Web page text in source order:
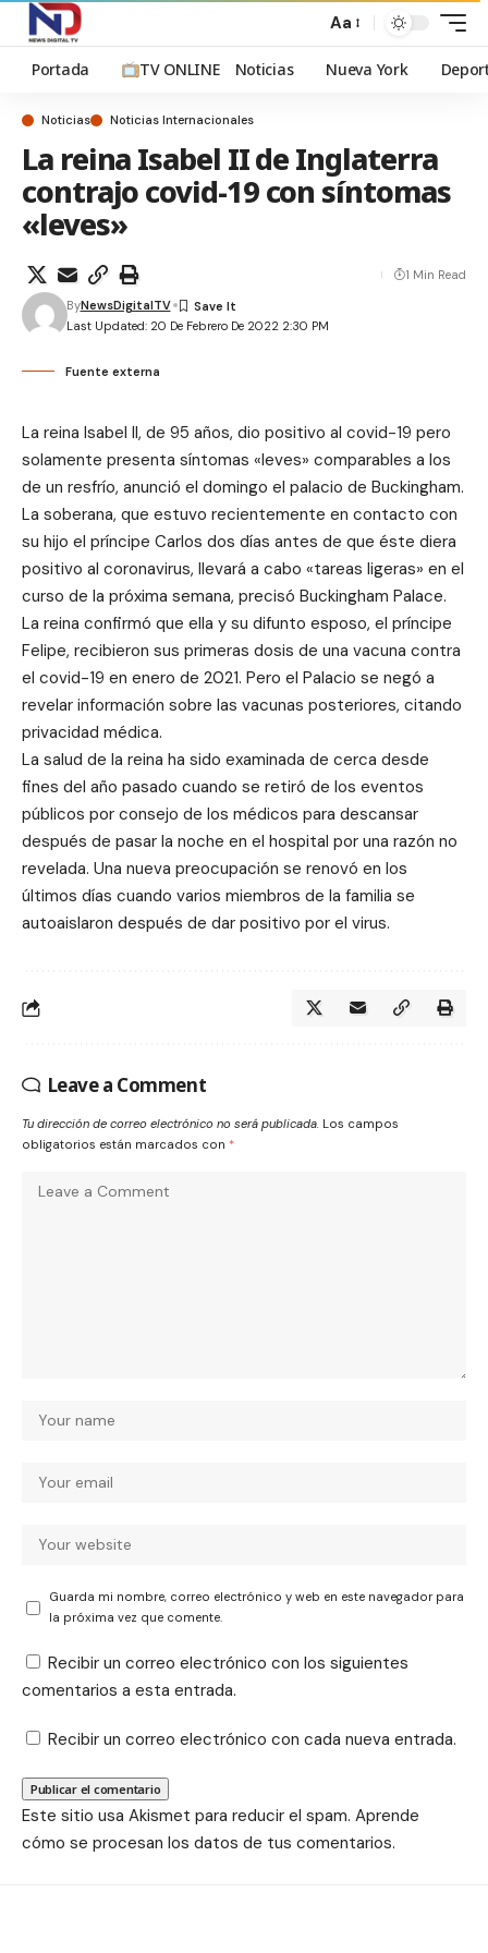
Aa
Portada TV ONLINE Noticias Nueva York
Noticias Noticias Internacionales
La reina Isabel II de Inglaterra
contrajo covid-19 con síntomas
«leves»
Last Updated: 20 De Febrero De 2022 2:30 PM
ByNewsDigitalTV
1 Min Read
Fuente externa
La reina Isabel II, de 95 años, dio positivo al covid-19 pero
solamente presenta síntomas «leves» comparables a los
de un resfrío, anunció el domingo el palacio de Buckingham.
La soberana, que estuvo recientemente en contacto con
su hijo el príncipe Carlos dos días antes de que éste diera
positivo al coronavirus, llevará a cabo «tareas ligeras» en el
curso de la próxima semana, precisó Buckingham Palace.
La reina confirmó que ella y su difunto esposo, el príncipe
Felipe, recibieron sus primeras dosis de una vacuna contra
el covid-19 en enero de 2021. Pero el Palacio se negó a
revelar información sobre las vacunas posteriores, citando
privacidad médica.
La salud de la reina ha sido examinada de cerca desde
fines del año pasado cuando se retiró de los eventos
públicos por consejo de los médicos para descansar
después de pasar la noche en el hospital por una razón no
revelada. Una nueva preocupación se renovó en los
últimos días cuando varios miembros de la familia se
autoaislaron después de dar positivo por el virus.
Leave a Comment
Tu dirección de correo electrónico no será publicada. Los campos
obligatorios están marcados con *
Guarda mi nombre, correo electrónico y web en este navegador para
la próxima vez que comente.
Recibir un correo electrónico con los siguientes
comentarios a esta entrada.
Recibir un correo electrónico con cada nueva entrada.
Este sitio usa Akismet para reducir el spam. Aprende
cómo se procesan los datos de tus comentarios.